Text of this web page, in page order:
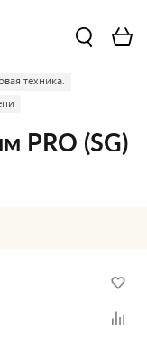
техника.
PRO (SG)